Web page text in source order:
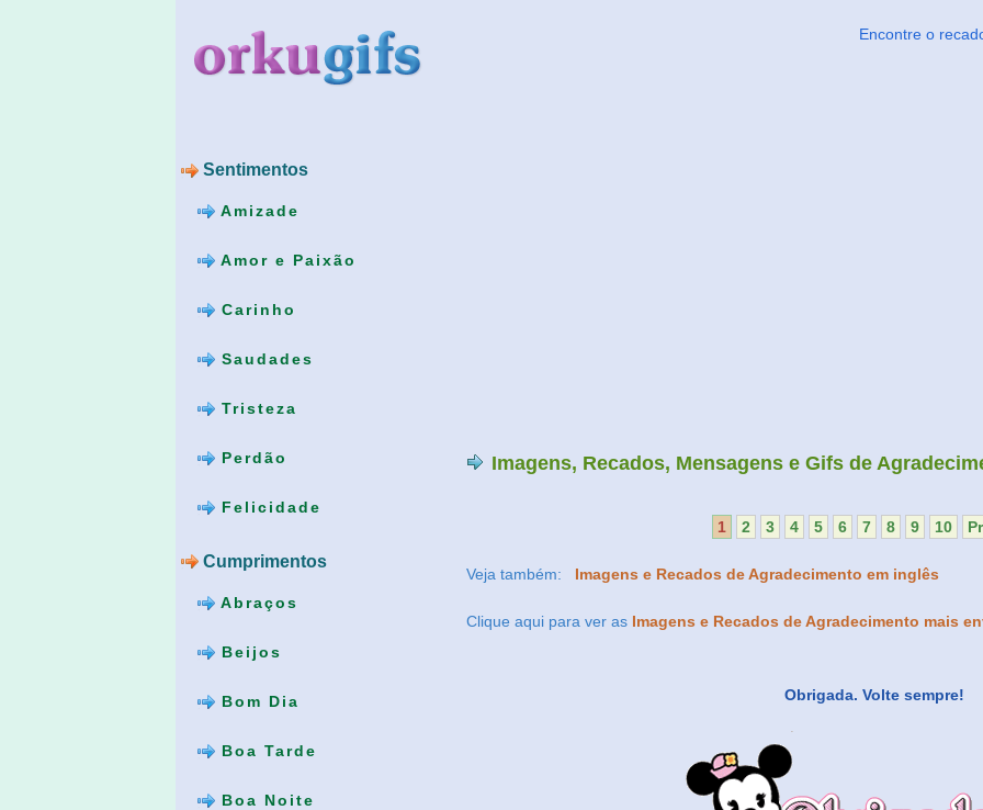
Sentimentos
Amizade
Amor e Paixão
Carinho
Saudades
Tristeza
Perdão
Felicidade
Cumprimentos
Abraços
Beijos
Bom Dia
Boa Tarde
Boa Noite
Encontre o
Imagens, Recados, Mensagens e Gifs de
1 2 3 4 5 6 7 8 9 10
Veja também: Imagens e Recados de Agradecimento em inglês
Clique aqui para ver as Imagens e Recados de Agradecimento mais
Obrigada. Volte sempre!